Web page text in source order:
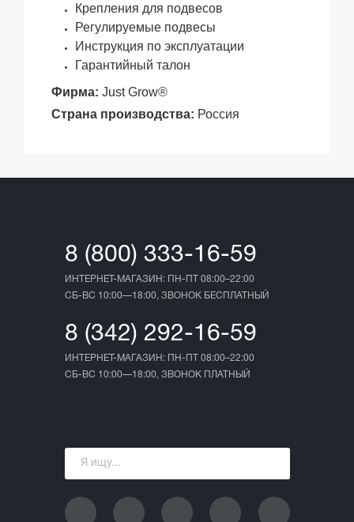
Крепления для подвесов
Регулируемые подвесы
Инструкция по эксплуатации
Гарантийный талон
Фирма: Just Grow®
Страна производства: Россия
8 (800) 333-16-59
ИНТЕРНЕТ-МАГАЗИН: ПН-ПТ 08:00–22:00
СБ-ВС 10:00—18:00, ЗВОНОК БЕСПЛАТНЫЙ
8 (342) 292-16-59
ИНТЕРНЕТ-МАГАЗИН: ПН-ПТ 08:00–22:00
СБ-ВС 10:00—18:00, ЗВОНОК ПЛАТНЫЙ